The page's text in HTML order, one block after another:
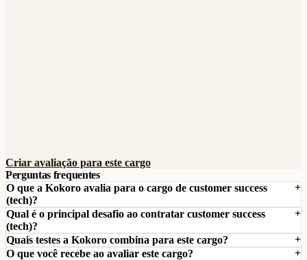
Criar avaliação para este cargo
Perguntas frequentes
O que a Kokoro avalia para o cargo de customer success
(tech)?
Qual é o principal desafio ao contratar customer success
(tech)?
Quais testes a Kokoro combina para este cargo?
O que você recebe ao avaliar este cargo?